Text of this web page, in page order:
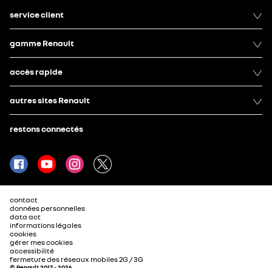
service client
gamme Renault
accès rapide
autres sites Renault
restons connectés
contact
données personnelles
data act
informations légales
cookies
gérer mes cookies
accessibilité
fermeture des réseaux mobiles 2G / 3G